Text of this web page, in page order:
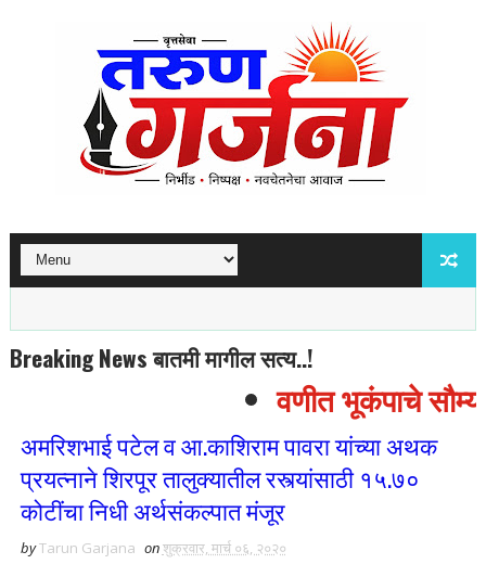
Breaking News बातमी मागील सत्य..!
वणीत भूकंपाचे सौम्य
अमरिशभाई पटेल व आ.काशिराम पावरा यांच्या अथक
प्रयत्नाने शिरपूर तालुक्यातील रस्त्यांसाठी १५.७०
कोटींचा निधी अर्थसंकल्पात मंजूर
byTarun Garjana onशुक्रवार, मार्च ०६, २०२०